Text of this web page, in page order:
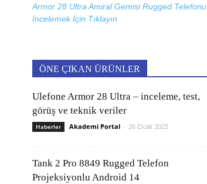
Armor 28 Ultra Amiral Gemisi Rugged Telefonu
İncelemek İçin Tıklayın
ÖNE ÇIKAN ÜRÜNLER
Ulefone Armor 28 Ultra – inceleme, test,
görüş ve teknik veriler
Haberler Akademi Portal - 26 Ocak 2025
Tank 2 Pro 8849 Rugged Telefon
Projeksiyonlu Android 14